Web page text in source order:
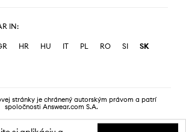
IN:
HR HU IT PL RO SI
SK
stránky je chránený autorským právom a patrí
spoločnosti Answear.com S.A.